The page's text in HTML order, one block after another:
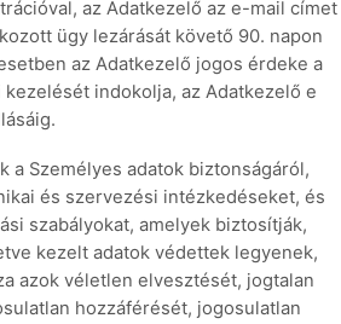
az Adatkezelő az e-mail címet
ügy lezárását követő 90. napon
az Adatkezelő jogos érdeke a
indokolja, az Adatkezelő e
a Személyes adatok biztonságáról,
és szervezési intézkedéseket, és
szabályokat, amelyek biztosítják,
kezelt adatok védettek legyenek,
azok véletlen elvesztését, jogtalan
hozzáférését, jogosulatlan